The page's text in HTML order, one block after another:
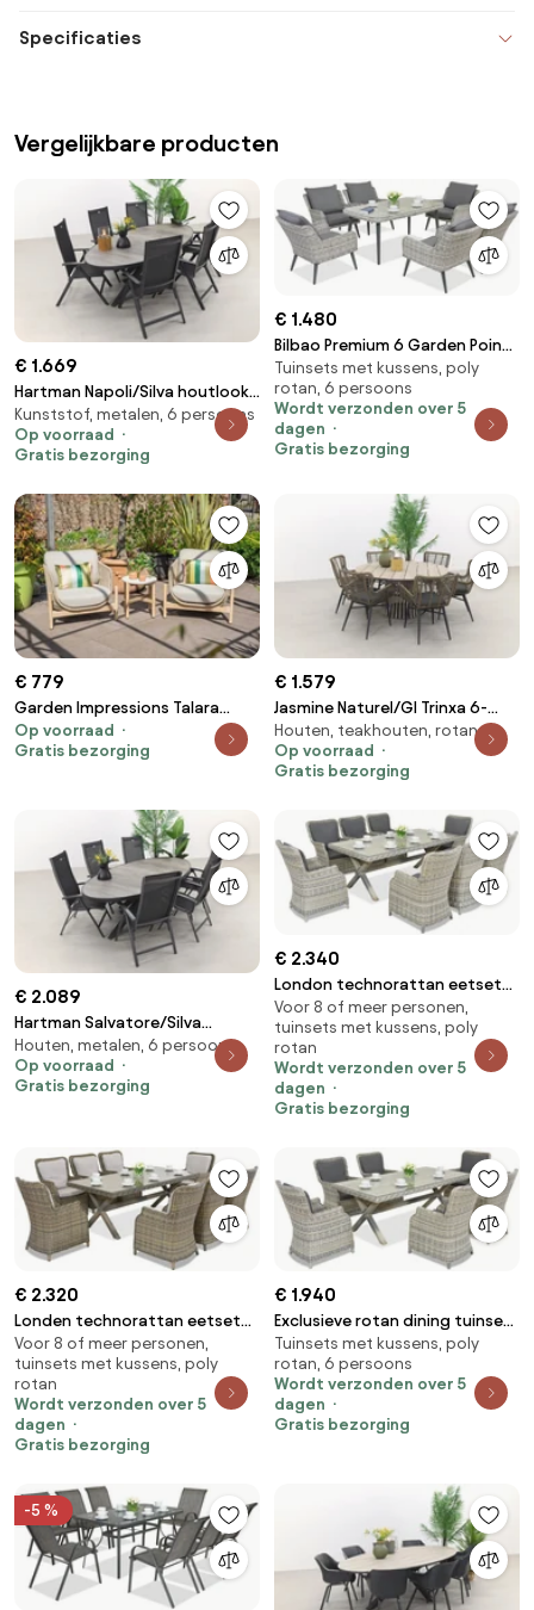
Specificaties
Vergelijkbare producten
€ 1.669
Hartman Napoli/Silva houtlook
240x115 cm. ovale tuinset -
verstelbaar - 7-delig
Kunststof, metalen, 6 persoons
Op voorraad
Gratis bezorging
€ 1.480
Bilbao Premium 6 Garden Point
tuinmeubelen wit
Tuinsets met kussens, poly
rotan, 6 persoons
Wordt verzonden over 5
dagen
Gratis bezorging
€ 779
Garden Impressions Talara
stoel loungeset 3-delig - Zand
Op voorraad
Gratis bezorging
€ 1.579
Jasmine Naturel/GI Trinxa 6-
persoons ronde dining tuinset
Ø148 cm.
Houten, teakhouten, rotan
Op voorraad
Gratis bezorging
€ 2.089
Hartman Salvatore/Silva
houtlook 240x115 cm. ovale
tuinset - verstelbaar - 7-delig
Houten, metalen, 6 persoons
Op voorraad
Gratis bezorging
€ 2.340
London technorattan eetset
voor 8 personen Garden Point
antraciet
Voor 8 of meer personen,
tuinsets met kussens, poly
rotan
Wordt verzonden over 5
dagen
Gratis bezorging
€ 2.320
Londen technorattan eetset
voor 8 personen Garden Point
cappuccino
Voor 8 of meer personen,
tuinsets met kussens, poly
rotan
Wordt verzonden over 5
dagen
Gratis bezorging
€ 1.940
Exclusieve rotan dining tuinset
Londen Garden Point antraciet
Tuinsets met kussens, poly
rotan, 6 persoons
Wordt verzonden over 5
dagen
Gratis bezorging
-5 %